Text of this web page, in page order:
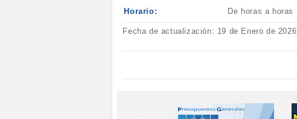
Horario: De horas a horas
Fecha de actualización: 19 de Enero de 2026